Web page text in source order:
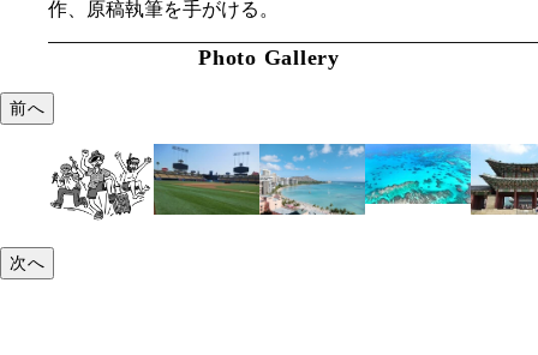
作、原稿執筆を手がける。
Photo Gallery
前へ
次へ